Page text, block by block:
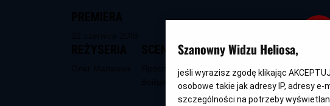
tytuł
SCENARIUSZ
Войцешек
Szanowny Widzu Heliosa,
jeśli wyrazisz zgodę klikając
osobowe takie jak adresy IP, adresy
szczególności na potrzeby